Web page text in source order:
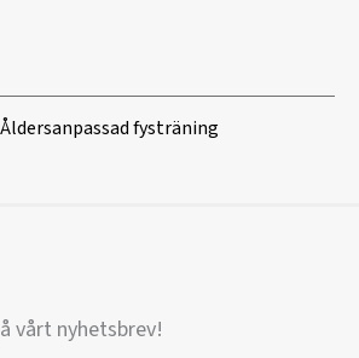
fysträning
vårt nyhetsbrev!